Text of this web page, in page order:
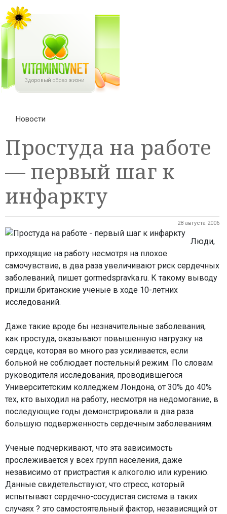
Новости
Простуда на работе
— первый шаг к
инфаркту
28 августа 2006
Люди,
приходящие на работу несмотря на плохое
самочувствие, в два раза увеличивают риск сердечных
заболеваний, пишет gormedspravka.ru. К такому выводу
пришли британские ученые в ходе 10-летних
исследований.
Даже такие вроде бы незначительные заболевания,
как простуда, оказывают повышенную нагрузку на
сердце, которая во много раз усиливается, если
больной не соблюдает постельный режим. По словам
руководителя исследования, проводившегося
Университетским колледжем Лондона, от 30% до 40%
тех, кто выходил на работу, несмотря на недомогание, в
последующие годы демонстрировали в два раза
большую подверженность сердечным заболеваниям.
Ученые подчеркивают, что эта зависимость
прослеживается у всех групп населения, даже
независимо от пристрастия к алкоголю или курению.
Данные свидетельствуют, что стресс, который
испытывает сердечно-сосудистая система в таких
случаях ? это самостоятельный фактор, независящий от